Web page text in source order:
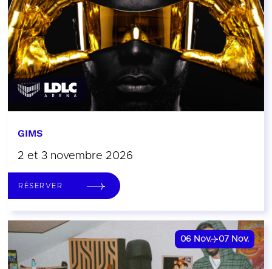
GIMS
2 et 3 novembre 2026
RÉSERVER
06 Nov. 07 Nov.